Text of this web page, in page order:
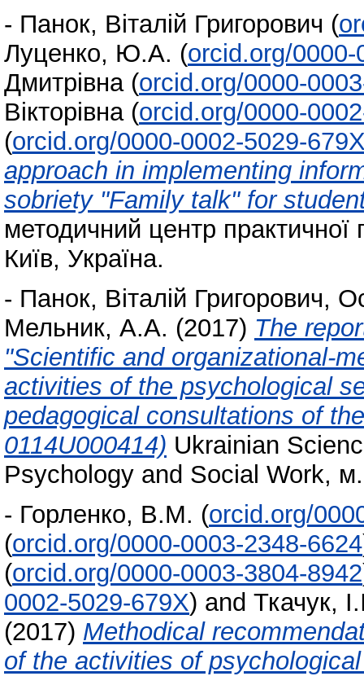
- Панок, Віталій Григорович (
Луценко, Ю.А. (orcid.org/
Дмитрівна (orcid.org/0000-
Вікторівна (orcid.org/0000-
(orcid.org/0000-0002-5029-
approach in implementing
sobriety "Family talk" for
методичний центр практичної
Київ, Україна.
- Панок, Віталій Григорович,
Мельник, А.А. (2017) The
"Scientific and organizational-
activities of the psychological
pedagogical consultations of
0114U000414) Ukrainian
Psychology and Social Work,
- Горленко, В.М. (orcid.org/
(orcid.org/0000-0003-2348-6624
(orcid.org/0000-0003-3804-8942
0002-5029-679X) and Ткачук,
(2017) Methodical
of the activities of